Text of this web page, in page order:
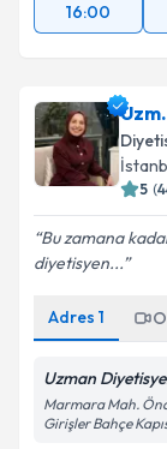
16:00
5 (
Bu zamana
diyetisyen...
Adres 1
Uzman
Marmara Mah.
Girişler Bahçe